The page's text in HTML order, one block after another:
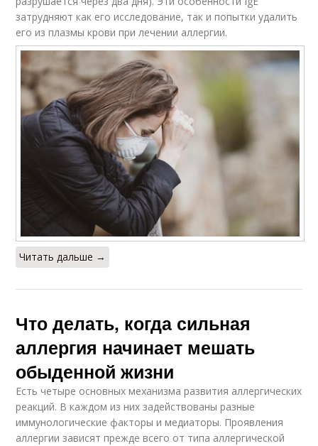
затрудняют как его исследование, так и попытки удалить
его из плазмы крови при лечении аллергии.
Читать дальше →
Что делать, когда сильная
аллергия начинает мешать
обыденной жизни
Есть четыре основных механизма развития аллергических
реакций. В каждом из них задействованы разные
иммунологические факторы и медиаторы. Проявления
аллергии зависят прежде всего от типа аллергической